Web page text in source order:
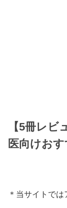
【5冊レビ
医向けお
＊当サイトで